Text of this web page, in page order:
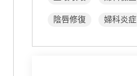
陰唇修復 婦科炎症